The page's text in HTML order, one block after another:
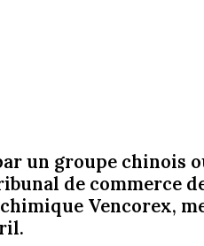
un groupe chinois
de commerce
Vencorex,